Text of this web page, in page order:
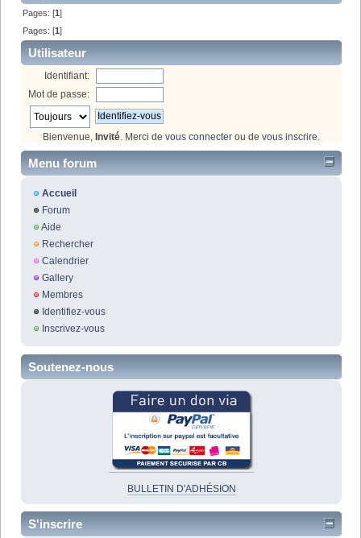
Pages: [1]
Pages: [1]
Utilisateur
Identifiant:
Mot de passe:
Bienvenue, Invité. Merci de vous connecter ou de vous inscrire.
Menu forum
Accueil
Forum
Aide
Rechercher
Calendrier
Gallery
Membres
Identifiez-vous
Inscrivez-vous
Soutenez-nous
BULLETIN D'ADHÉSION
S'inscrire